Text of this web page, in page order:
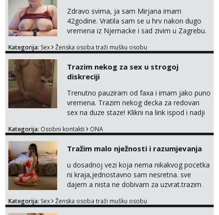
Zdravo svima, ja sam Mirjana imam
42godine. Vratila sam se u hrv nakon dugo
vremena iz Njemacke i sad zivim u Zagrebu.
fistinga, prskanja, pusenja i guranja dilda,
raditi u javnosti na poslu ;) Radim
videopozive i dopisivanja u kojem
razmjenimo slike, video, glasovne...
Prodajem i svoj donji ves a ako mogu isp...
Kategorija: Sex Ženska osoba traži mušku osobu
Trazim nekog za sex u strogoj
diskreciji
Trenutno pauziram od faxa i imam jako puno
vremena. Trazim nekog decka za redovan
sex na duze staze! Klikni na link ispod i nadji
Kategorija: Osobni kontakti ONA
Tražim malo nježnosti i razumjevanja
u dosadnoj vezi koja nema nikakvog pocetka
ni kraja,jednostavno sam nesretna. sve
dajem a nista ne dobivam za uzvrat.trazim
trazim puno samo malo njeznosti i
Kategorija: Sex Ženska osoba traži mušku osobu